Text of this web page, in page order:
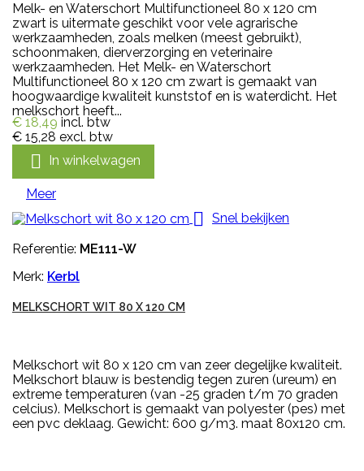
Melk- en Waterschort Multifunctioneel 80 x 120 cm
zwart is uitermate geschikt voor vele agrarische
werkzaamheden, zoals melken (meest gebruikt),
schoonmaken, dierverzorging en veterinaire
werkzaamheden. Het Melk- en Waterschort
Multifunctioneel 80 x 120 cm zwart is gemaakt van
hoogwaardige kwaliteit kunststof en is waterdicht. Het
melkschort heeft...
€ 18,49 incl. btw
€ 15,28 excl. btw
 In winkelwagen
Meer

Snel bekijken
Referentie: ME111-W
Merk: Kerbl
MELKSCHORT WIT 80 X 120 CM
Melkschort wit 80 x 120 cm van zeer degelijke kwaliteit.
Melkschort blauw is bestendig tegen zuren (ureum) en
extreme temperaturen (van -25 graden t/m 70 graden
celcius). Melkschort is gemaakt van polyester (pes) met
een pvc deklaag. Gewicht: 600 g/m3. maat 80x120 cm.